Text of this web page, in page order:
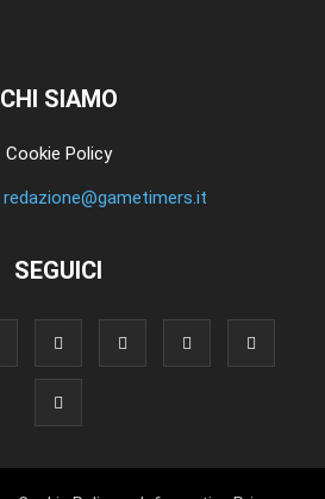
CHI SIAMO
Cookie Policy
redazione@gametimers.it
SEGUICI